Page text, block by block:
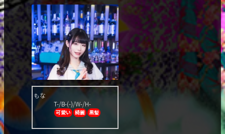
もな
T-/B-(-)/W-/H-
可愛い 綺麗 黒髪